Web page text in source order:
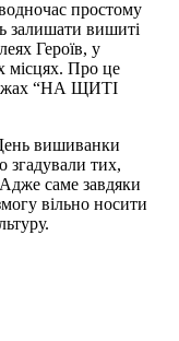
простому
залишати вишиті
Героїв, у
місцях. Про це
“НА ЩИТІ
вишиванки
згадували тих,
саме завдяки
вільно носити